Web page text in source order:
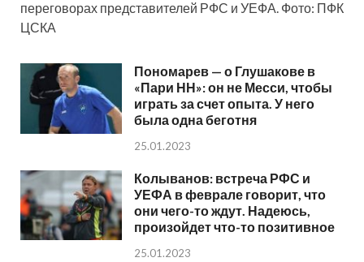
переговорах представителей РФС и УЕФА. Фото: ПФК
ЦСКА
Пономарев — о Глушакове в
«Пари НН»: он не Месси, чтобы
играть за счет опыта. У него
была одна беготня
25.01.2023
Колыванов: встреча РФС и
УЕФА в феврале говорит, что
они чего-то ждут. Надеюсь,
произойдет что-то позитивное
25.01.2023